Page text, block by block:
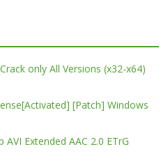
only All Versions (x32-x64)
[Patch] Windows
Extended AAC 2.0 ETrG